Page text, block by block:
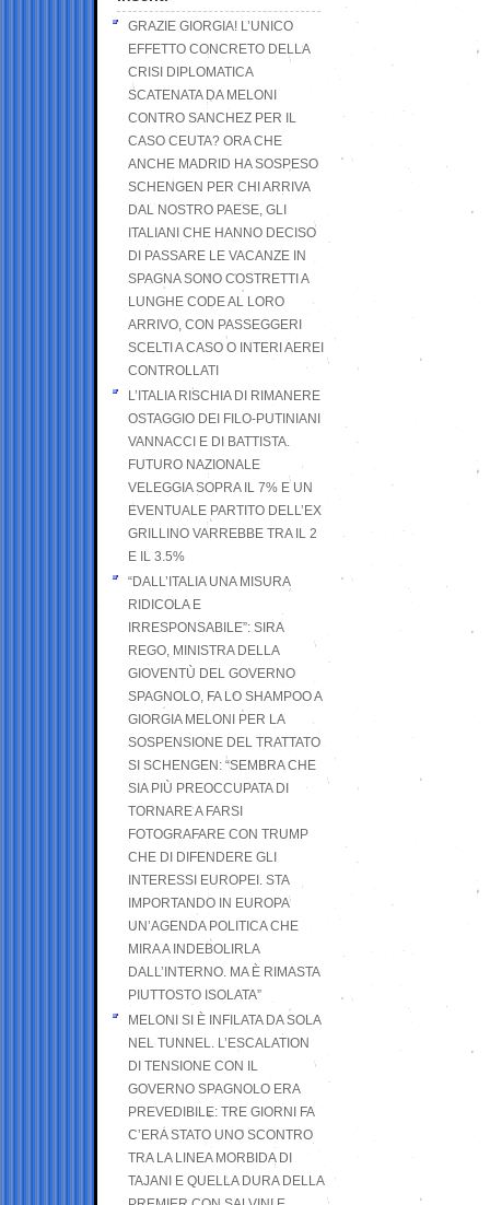
GRAZIE GIORGIA! L’UNICO
EFFETTO CONCRETO DELLA
CRISI DIPLOMATICA
SCATENATA DA MELONI
CONTRO SANCHEZ PER IL
CASO CEUTA? ORA CHE
ANCHE MADRID HA SOSPESO
SCHENGEN PER CHI ARRIVA
DAL NOSTRO PAESE, GLI
ITALIANI CHE HANNO DECISO
DI PASSARE LE VACANZE IN
SPAGNA SONO COSTRETTI A
LUNGHE CODE AL LORO
ARRIVO, CON PASSEGGERI
SCELTI A CASO O INTERI AEREI
CONTROLLATI
L’ITALIA RISCHIA DI RIMANERE
OSTAGGIO DEI FILO-PUTINIANI
VANNACCI E DI BATTISTA.
FUTURO NAZIONALE
VELEGGIA SOPRA IL 7% E UN
EVENTUALE PARTITO DELL’EX
GRILLINO VARREBBE TRA IL 2
E IL 3.5%
“DALL’ITALIA UNA MISURA
RIDICOLA E
IRRESPONSABILE”: SIRA
REGO, MINISTRA DELLA
GIOVENTÙ DEL GOVERNO
SPAGNOLO, FA LO SHAMPOO A
GIORGIA MELONI PER LA
SOSPENSIONE DEL TRATTATO
SI SCHENGEN: “SEMBRA CHE
SIA PIÙ PREOCCUPATA DI
TORNARE A FARSI
FOTOGRAFARE CON TRUMP
CHE DI DIFENDERE GLI
INTERESSI EUROPEI. STA
IMPORTANDO IN EUROPA
UN’AGENDA POLITICA CHE
MIRA A INDEBOLIRLA
DALL’INTERNO. MA È RIMASTA
PIUTTOSTO ISOLATA”
MELONI SI È INFILATA DA SOLA
NEL TUNNEL. L’ESCALATION
DI TENSIONE CON IL
GOVERNO SPAGNOLO ERA
PREVEDIBILE: TRE GIORNI FA
C’ERA STATO UNO SCONTRO
TRA LA LINEA MORBIDA DI
TAJANI E QUELLA DURA DELLA